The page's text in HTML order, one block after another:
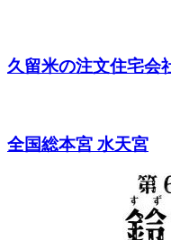
久留米の注文住宅会
全国総本宮 水天宮